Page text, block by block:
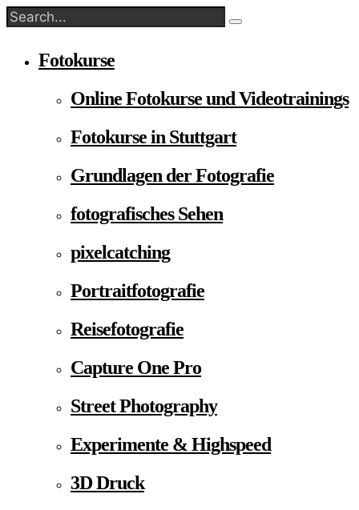
Fotokurse
Online Fotokurse und Videotrainings
Fotokurse in Stuttgart
Grundlagen der Fotografie
fotografisches Sehen
pixelcatching
Portraitfotografie
Reisefotografie
Capture One Pro
Street Photography
Experimente & Highspeed
3D Druck